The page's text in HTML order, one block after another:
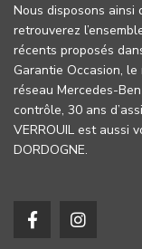
Nous disposons ainsi
retrouverez
récents proposés
Garantie Occasion,
réseau Mercedes-
contrôle, 30 ans
VERROUIL est aussi
DORDOGNE.